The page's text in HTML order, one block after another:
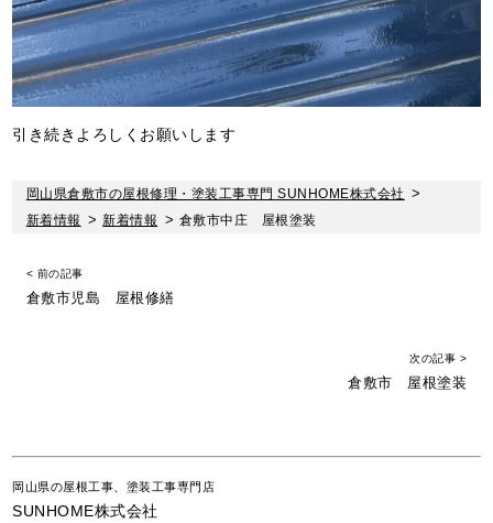
引き続きよろしくお願いします
岡山県倉敷市の屋根修理・塗装工事専門 SUNHOME株式会社 >
新着情報 >新着情報 > 倉敷市中庄 屋根塗装
< 前の記事
倉敷市児島 屋根修繕
次の記事 >
倉敷市 屋根塗装
岡山県の屋根工事、塗装工事専門店
SUNHOME株式会社